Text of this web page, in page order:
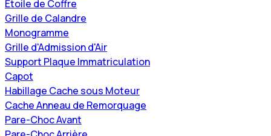
Étoile de Coffre
Grille de Calandre
Monogramme
Grille d'Admission d'Air
Support Plaque Immatriculation
Capot
Habillage Cache sous Moteur
Cache Anneau de Remorquage
Pare-Choc Avant